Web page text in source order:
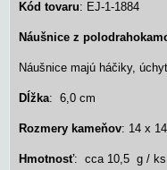
Kód tovaru: EJ-1-1884
Náušnice z
Náušnice majú háčiky,
Dĺžka: 6,0 cm
Rozmery kameňov: 14 x
Hmotnosť: cca 10,5 g / ks